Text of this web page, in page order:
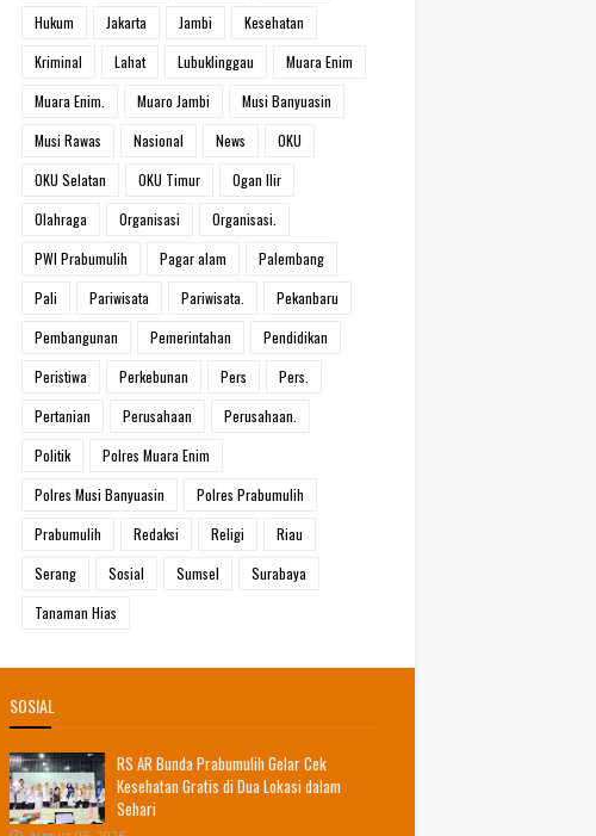
Hukum
Jakarta Jambi
Kesehatan
Kriminal
Lahat Lubuklinggau
Muara Enim
Muara Enim.
Muaro Jambi
Musi Banyuasin
Musi Rawas
Nasional News
OKU
OKU Selatan
OKU Timur
Ogan Ilir
Olahraga
Organisasi
Organisasi.
PWI Prabumulih
Pagar alam
Palembang
Pali
Pariwisata Pariwisata.
Pekanbaru
Pembangunan
Pemerintahan
Pendidikan
Peristiwa
Perkebunan Pers
Pers.
Pertanian
Perusahaan
Perusahaan.
Politik
Polres Muara Enim
Polres Musi Banyuasin
Polres Prabumulih
Prabumulih
Redaksi Religi
Riau
Serang
Sosial Sumsel
Surabaya
Tanaman Hias
SOSIAL
RS AR Bunda Prabumulih Gelar Cek
Kesehatan Gratis di Dua Lokasi dalam
Sehari